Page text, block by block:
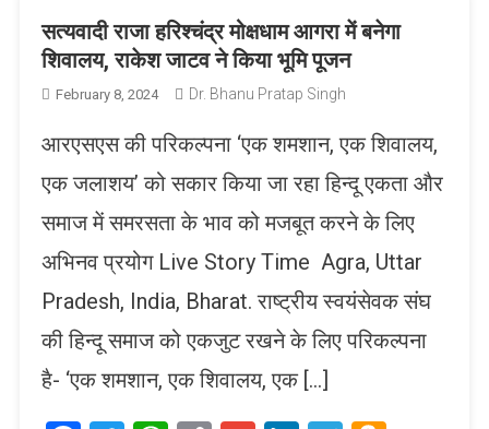
सत्यवादी राजा हरिश्चंद्र मोक्षधाम आगरा में बनेगा
शिवालय, राकेश जाटव ने किया भूमि पूजन
February 8, 2024 Dr. Bhanu Pratap Singh
आरएसएस की परिकल्पना ‘एक शमशान, एक शिवालय,
एक जलाशय’ को सकार किया जा रहा हिन्दू एकता और
समाज में समरसता के भाव को मजबूत करने के लिए
अभिनव प्रयोग Live Story Time Agra, Uttar
Pradesh, India, Bharat. राष्ट्रीय स्वयंसेवक संघ
की हिन्दू समाज को एकजुट रखने के लिए परिकल्पना
है- ‘एक शमशान, एक शिवालय, एक […]